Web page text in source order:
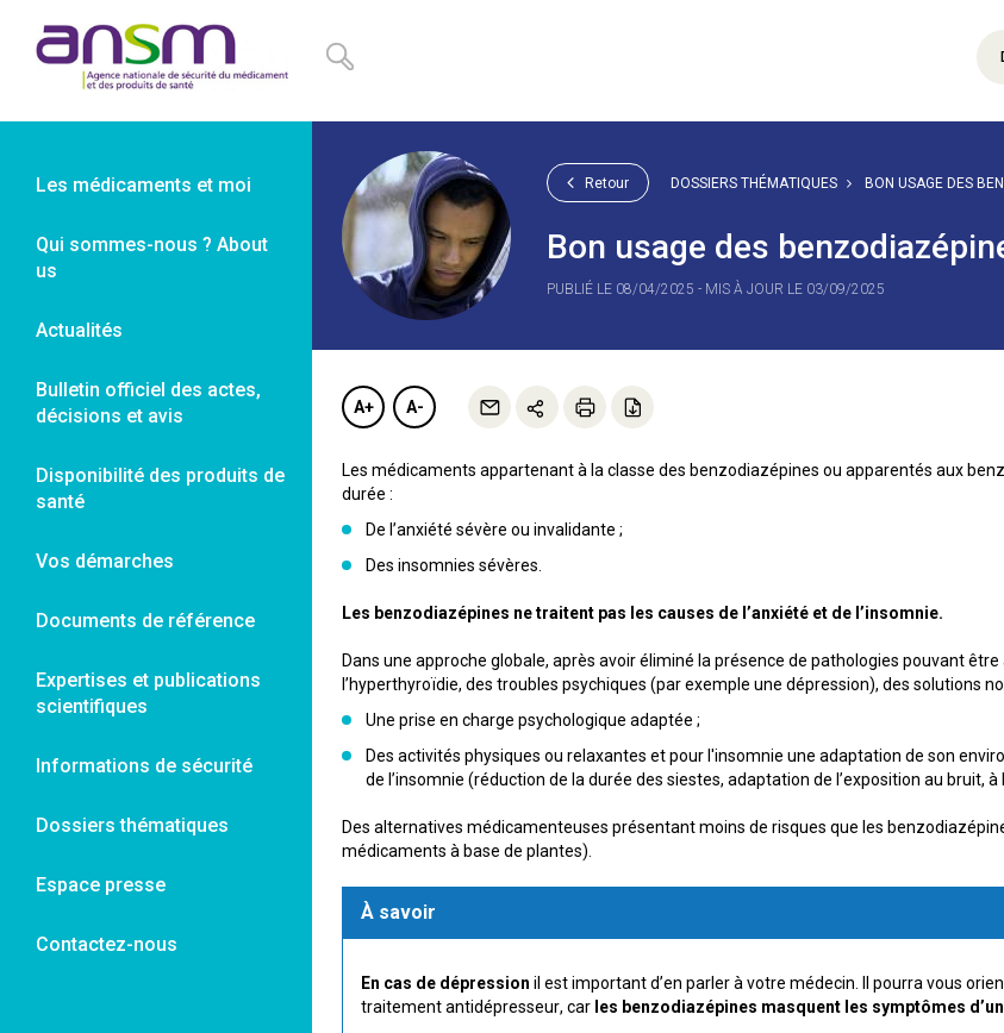
Les médicaments et moi
Qui sommes-nous ? About
us
Actualités
Bulletin officiel des actes,
décisions et avis
Disponibilité des produits de
santé
Vos démarches
Documents de référence
Expertises et publications
scientifiques
Informations de sécurité
Dossiers thématiques
Espace presse
Contactez-nous
Retour DOSSIERS THÉMATIQUES BON USAGE DES
Bon usage des
PUBLIÉ LE 08/04/2025 - MIS À JOUR LE 03/09/2025
A+ A-
Les médicaments appartenant à la classe des benzodiazépines ou apparentés aux
durée :
De l’anxiété sévère ou invalidante ;
Des insomnies sévères.
Les benzodiazépines ne traitent pas les causes de l’anxiété et de l’insomnie.
Dans une approche globale, après avoir éliminé la présence de pathologies pouvant
l’hyperthyroïdie, des troubles psychiques (par exemple une dépression), des solutions
Une prise en charge psychologique adaptée ;
Des activités physiques ou relaxantes et pour l'insomnie une adaptation de son
de l’insomnie (réduction de la durée des siestes, adaptation de l’exposition au
Des alternatives médicamenteuses présentant moins de risques que les
médicaments à base de plantes).
À savoir
En cas de dépression il est important d’en parler à votre médecin. Il pourra vous
traitement antidépresseur, car les benzodiazépines masquent les symptômes